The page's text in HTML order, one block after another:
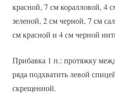
красной, 7 см коралловой, 4
зеленой, 2 см черной, 7 см
см красной и 4 см черной
Прибавка 1 п.: протяжку
ряда подхватить левой
скрещенной.